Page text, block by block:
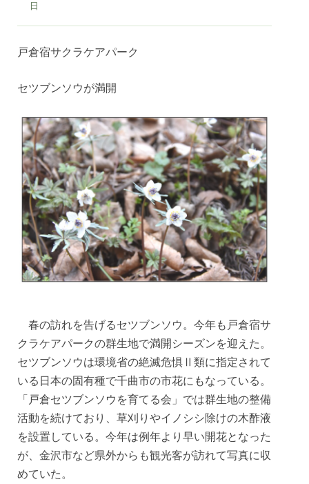
日
戸倉宿サクラケアパーク
セツブンソウが満開
春の訪れを告げるセツブンソウ。今年も戸倉宿サ
クラケアパークの群生地で満開シーズンを迎えた。
セツブンソウは環境省の絶滅危惧Ⅱ類に指定されて
いる日本の固有種で千曲市の市花にもなっている。
「戸倉セツブンソウを育てる会」では群生地の整備
活動を続けており、草刈りやイノシシ除けの木酢液
を設置している。今年は例年より早い開花となった
が、金沢市など県外からも観光客が訪れて写真に収
めていた。